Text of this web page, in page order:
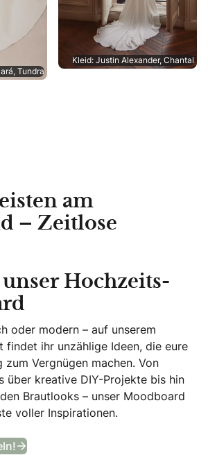
Tundra
Kleid: Justin Alexander, Chantal
am
– Zeitlose
Hochzeits-
oder modern – auf unserem
findet ihr unzählige Ideen, die eure
zum Vergnügen machen. Von
über kreative DIY-Projekte bis hin
Brautlooks – unser Moodboard
voller Inspirationen.
Entdeckt unser Hochzeits-